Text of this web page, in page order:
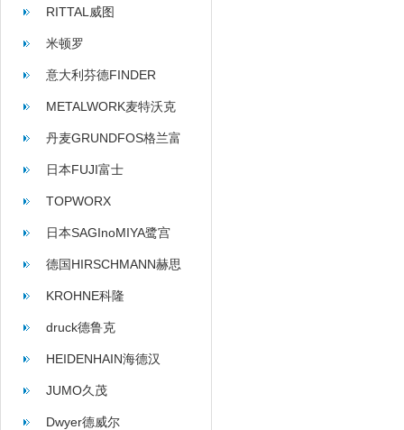
RITTAL威图
米顿罗
意大利芬德FINDER
METALWORK麦特沃克
丹麦GRUNDFOS格兰富
日本FUJI富士
TOPWORX
日本SAGInoMIYA鹭宫
德国HIRSCHMANN赫思
曼
KROHNE科隆
druck德鲁克
HEIDENHAIN海德汉
JUMO久茂
Dwyer德威尔